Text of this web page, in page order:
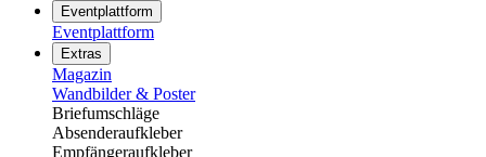
Eventplattform
Eventplattform
Extras
Magazin
Wandbilder & Poster
Briefumschläge
Absenderaufkleber
Empfängeraufkleber